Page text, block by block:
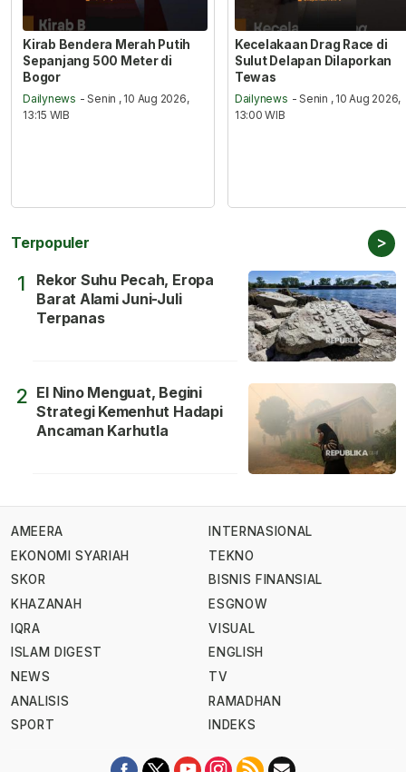
Kirab Bendera Merah Putih
Sepanjang 500 Meter di
Bogor
Dailynews - Senin , 10 Aug 2026,
13:15 WIB
Kecelakaan Drag Race di
Sulut Delapan Dilaporkan
Tewas
Dailynews - Senin , 10 Aug 2026,
13:00 WIB
Terpopuler >
1
Rekor Suhu Pecah, Eropa
Barat Alami Juni-Juli
Terpanas
2 El Nino Menguat, Begini
Strategi Kemenhut Hadapi
Ancaman Karhutla
AMEERA
EKONOMI SYARIAH
SKOR
KHAZANAH
IQRA
ISLAM DIGEST
NEWS
ANALISIS
SPORT
INTERNASIONAL
TEKNO
BISNIS FINANSIAL
ESGNOW
VISUAL
ENGLISH
TV
RAMADHAN
INDEKS